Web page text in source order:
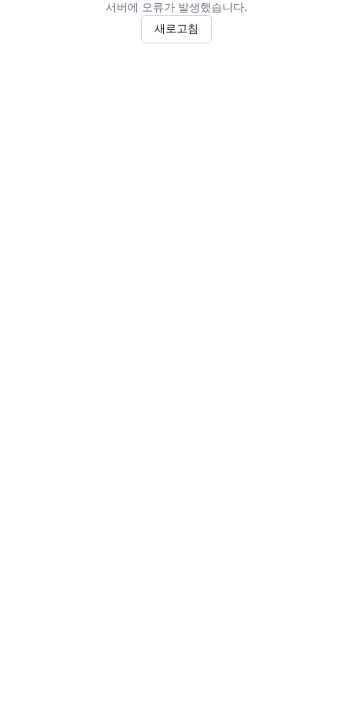
서버에 오류가 발생했습니다.
새로고침